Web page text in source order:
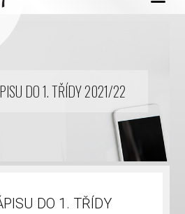
DO 1. TŘÍDY 2021/22
DO 1. TŘÍDY